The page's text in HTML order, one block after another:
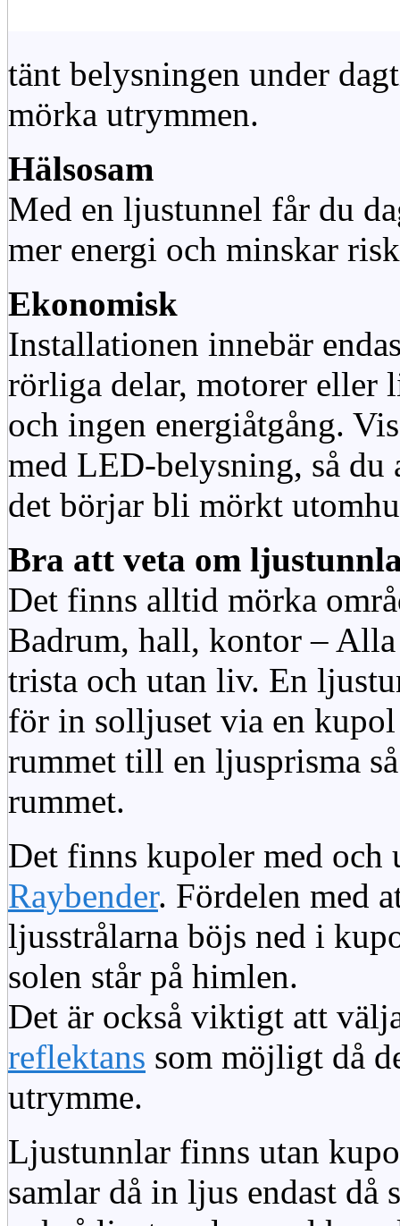
tänt belysningen under
mörka utrymmen.
Hälsosam
Med en ljustunnel får du
mer energi och minskar
Ekonomisk
Installationen innebär
rörliga delar, motorer eller
och ingen energiåtgång.
med LED-belysning, så
det börjar bli mörkt
Bra att veta om
Det finns alltid mörka
Badrum, hall, kontor – Alla
trista och utan liv. En
för in solljuset via en
rummet till en ljusprisma
rummet.
Det finns kupoler med och
Raybender. Fördelen med
ljusstrålarna böjs ned i
solen står på himlen.
Det är också viktigt att
reflektans som möjligt då
utrymme.
Ljustunnlar finns utan
samlar då in ljus endast då